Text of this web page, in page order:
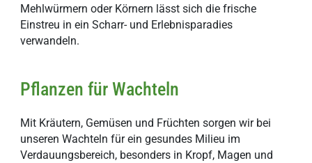
Mehlwürmern oder Körnern lässt sich die frische
Einstreu in ein Scharr- und Erlebnisparadies
verwandeln.
Pflanzen für Wachteln
Mit Kräutern, Gemüsen und Früchten sorgen wir bei
unseren Wachteln für ein gesundes Milieu im
Verdauungsbereich, besonders in Kropf, Magen und